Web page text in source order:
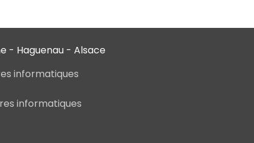
- Haguenau - Alsace
informatiques
informatiques